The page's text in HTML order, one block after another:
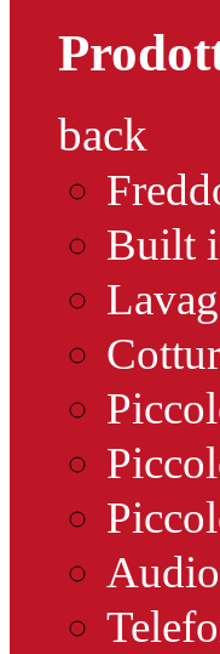
back
Built